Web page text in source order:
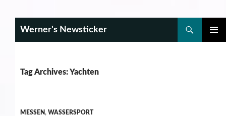
Werner's Newsticker
Tag Archives: Yachten
MESSEN, WASSERSPORT